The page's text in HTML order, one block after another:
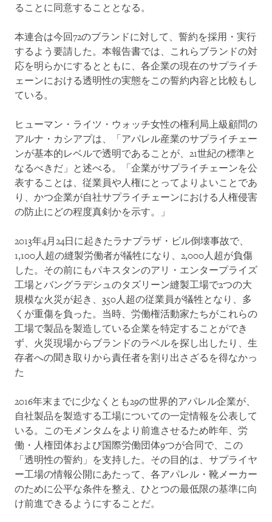
ることに同意することとなる。
本連合は今回72のブランドに対して、誓約を採用・実行
するよう要請した。本報告書では、これらブランドの対
応を明らかにするとともに、各企業の現在のサプライチ
ェーンにおける透明性の実態をこの誓約内容と比較もし
ている。
ヒューマン・ライツ・ウォッチ女性の権利局上級顧問の
アルナ・カシアプは、「アパレル産業のサプライチェー
ンが基本的レベルで透明であることが、21世紀の標準と
なるべきだ」と述べる。「企業がサプライチェーンを公
表することは、従業員や人権にとってよりよいことであ
り、かつ企業が自社サプライチェーンにおける人権侵害
の防止にどの程度真剣かを示す。」
2013年4月24日に起きたラナプラザ・ビル倒壊事故で、
1,100人超の縫製労働者が犠牲になり、2,000人超が負傷
した。その前にもパキスタンのアリ・エンタープライズ
工場とバングラデシュのタズリーン縫製工場で2つの大
規模な火災が起き、350人超の従業員が犠牲となり、多
くが重傷を負った。当時、労働権活動家たちがこれらの
工場で製品を製造している企業を特定することができ
ず、火災現場からブランドのラベルを探し出したり、生
存者への聞き取りから責任者を割り出さざるを得なかっ
た
2016年末までに少なくとも29の世界的アパレル企業が、
自社製品を製造する工場についての一定情報を公表して
いる。このモメンタムをより前進させるため昨年、労
働・人権団体および国際労働団体9つが合同で、この
「透明性の誓約」を支持した。その目的は、サプライヤ
ー工場の情報公開にあたって、各アパレル・靴メーカー
のために公平な条件を整え、ひとつの最低限の基準に向
け前進できるようにすることだ。